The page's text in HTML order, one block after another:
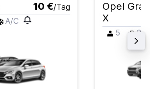
10 €/Tag
A/C
Opel
X
5 2